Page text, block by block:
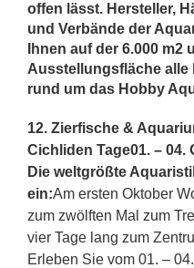
offen lässt. Hersteller,
und Verbände der
Ihnen auf der 6.000 m2
Ausstellungsfläche alle
rund um das Hobby
12. Zierfische &
Cichliden Tage01. – 04.
Die weltgrößte
ein:Am ersten Oktober
zum zwölften Mal zum
vier Tage lang zum
Erleben Sie vom 01. –